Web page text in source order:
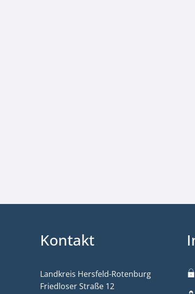
Kontakt
Landkreis Hersfeld-Rotenburg
Friedloser Straße 12